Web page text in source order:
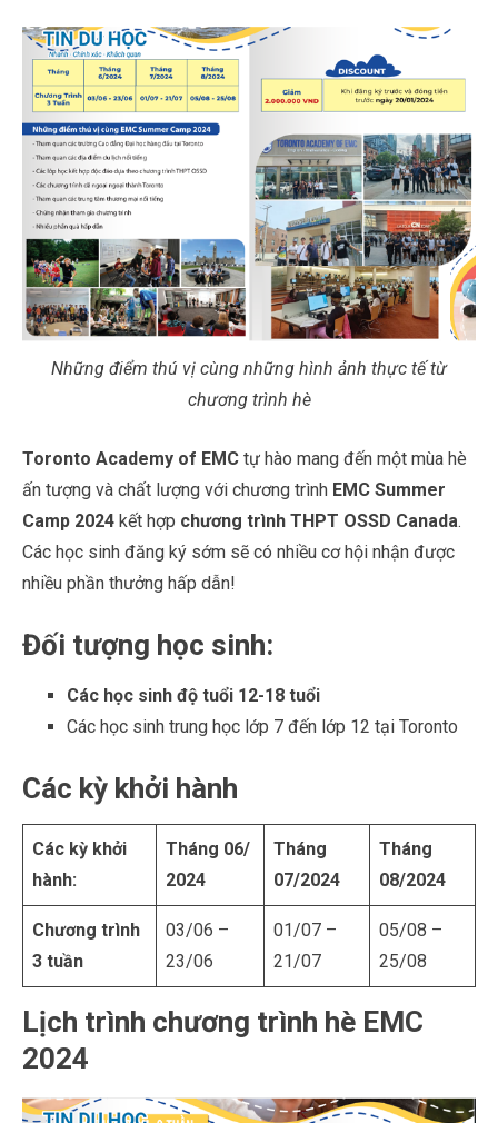
Những điểm thú vị cùng những hình ảnh thực tế từ
chương trình hè
Toronto Academy of EMC tự hào mang đến một mùa hè
ấn tượng và chất lượng với chương trình EMC Summer
Camp 2024 kết hợp chương trình THPT OSSD Canada.
Các học sinh đăng ký sớm sẽ có nhiều cơ hội nhận được
nhiều phần thưởng hấp dẫn!
Đối tượng học sinh:
Các học sinh độ tuổi 12-18 tuổi
Các học sinh trung học lớp 7 đến lớp 12 tại Toronto
Các kỳ khởi hành
Các kỳ khởi
hành:
Tháng 06/
2024
Tháng
07/2024
Tháng
08/2024
Chương trình
3 tuần
03/06 –
23/06
01/07 –
21/07
05/08 –
25/08
Lịch trình chương trình hè EMC
2024